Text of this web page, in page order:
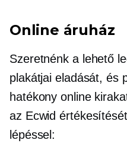
Online áruház
Szeretnénk a lehető
plakátjai eladását, és
hatékony online
az Ecwid
lépéssel: